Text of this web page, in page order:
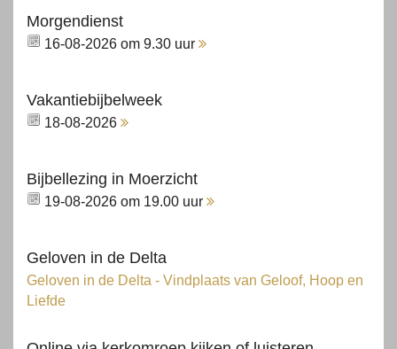
Morgendienst
16-08-2026 om 9.30 uur
Vakantiebijbelweek
18-08-2026
Bijbellezing in Moerzicht
19-08-2026 om 19.00 uur
Geloven in de Delta
Geloven in de Delta - Vindplaats van Geloof, Hoop en
Liefde